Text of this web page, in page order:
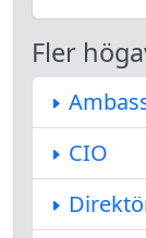
Fler
CIO